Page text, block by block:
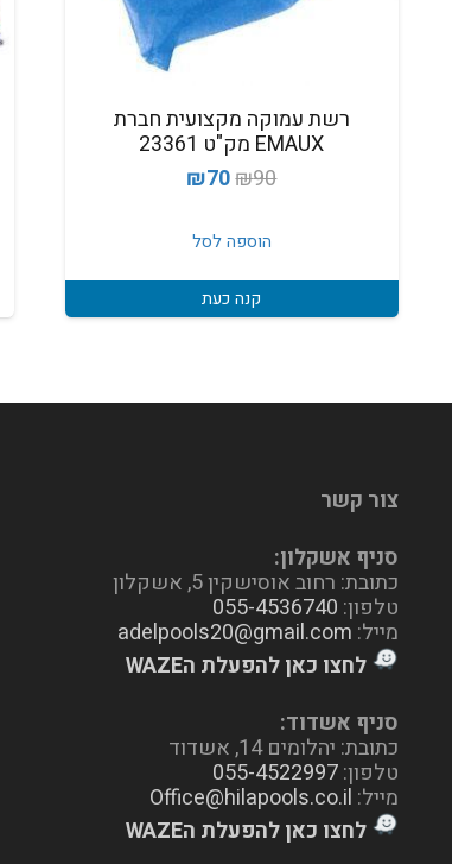
רשת עמוקה מקצועית חברת
EMAUX מק"ט 23361
₪90
המחיר
היה:
₪90.
₪70
המחיר
₪70.
הוספה לסל
קנה כעת
צור קשר
סניף אשקלון:
כתובת: רחוב אוסישקין 5, אשקלון
טלפון: 055-4536740
מייל: adelpools20@gmail.com
לחצו כאן להפעלת הWAZE
סניף אשדוד:
כתובת: יהלומים 14, אשדוד
טלפון:055-4522997
מייל: Office@hilapools.co.il
לחצו כאן להפעלת הWAZE